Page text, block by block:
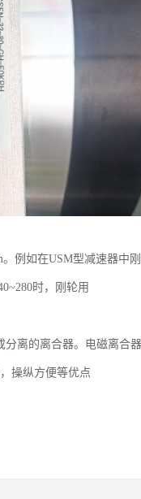
例如在USM型减速器中
时，刚轮用
离的离合器。电磁离合器
操纵方便等优点